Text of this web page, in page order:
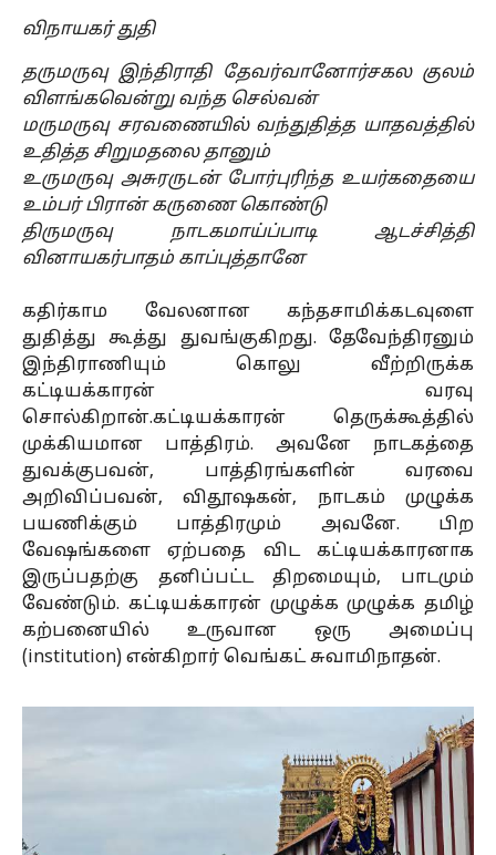
விநாயகர் துதி
தருமருவு இந்திராதி தேவர்வானோர்சகல குலம்
விளங்கவென்று வந்த செல்வன்
மருமருவு சரவணையில் வந்துதித்த யாதவத்தில்
உதித்த சிறுமதலை தானும்
உருமருவு அசுரருடன் போர்புரிந்த உயர்கதையை
உம்பர் பிரான் கருணை கொண்டு
திருமருவு நாடகமாய்ப்பாடி ஆடச்சித்தி
வினாயகர்பாதம் காப்புத்தானே
கதிர்காம வேலனான கந்தசாமிக்கடவுளை
துதித்து கூத்து துவங்குகிறது. தேவேந்திரனும்
இந்திராணியும் கொலு வீற்றிருக்க
கட்டியக்காரன் வரவு
சொல்கிறான்.கட்டியக்காரன் தெருக்கூத்தில்
முக்கியமான பாத்திரம். அவனே நாடகத்தை
துவக்குபவன், பாத்திரங்களின் வரவை
அறிவிப்பவன், விதூஷகன், நாடகம் முழுக்க
பயணிக்கும் பாத்திரமும் அவனே. பிற
வேஷங்களை ஏற்பதை விட கட்டியக்காரனாக
இருப்பதற்கு தனிப்பட்ட திறமையும், பாடமும்
வேண்டும். கட்டியக்காரன் முழுக்க முழுக்க தமிழ்
கற்பனையில் உருவான ஒரு அமைப்பு
(institution) என்கிறார் வெங்கட் சுவாமிநாதன்.